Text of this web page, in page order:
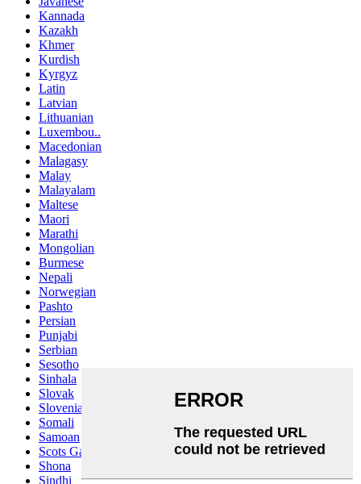
Kannada
Kazakh
Khmer
Kurdish
Kyrgyz
Latin
Latvian
Lithuanian
Luxembou..
Macedonian
Malagasy
Malay
Malayalam
Maltese
Maori
Marathi
Mongolian
Burmese
Nepali
Norwegian
Pashto
Persian
Punjabi
Serbian
Sesotho
Sinhala
Slovak
Slovenian
Somali
Samoan
Scots Gaelic
Shona
Sindhi